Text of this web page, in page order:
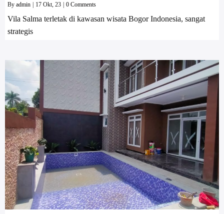
By admin | 17 Okt, 23 | 0 Comments
Vila Salma terletak di kawasan wisata Bogor Indonesia, sangat
strategis